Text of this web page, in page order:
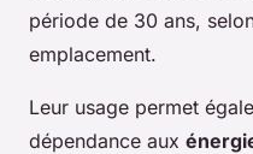
période de 30 ans,
emplacement.
Leur usage permet
dépendance aux